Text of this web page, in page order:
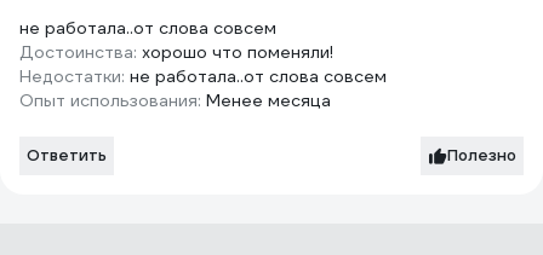
не работала..от слова совсем
Достоинства: хорошо что поменяли!
Недостатки: не работала..от слова совсем
Опыт использования: Менее месяца
Ответить Полезно